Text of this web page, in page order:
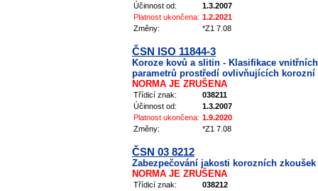
Účinnost od:
1.3.2007
Platnost ukončena: 1.2.2021
Změny:
*Z1 7.08
ČSN ISO 11844-3
Koroze kovů a slitin - Klasifikace
parametrů prostředí ovlivňujících
NORMA JE ZRUŠENA
Třídicí znak:
038211
Účinnost od:
1.3.2007
Platnost ukončena: 1.9.2020
Změny:
*Z1 7.08
ČSN 03 8212
Zabezpečování jakosti korozních
NORMA JE ZRUŠENA
Třídicí znak:
038212